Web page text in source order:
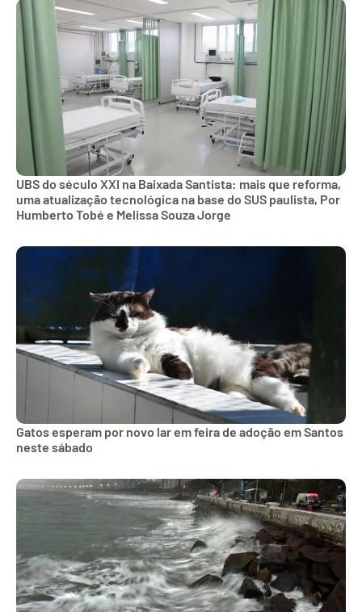
UBS do século XXI na Baixada Santista: mais que reforma,
uma atualização tecnológica na base do SUS paulista, Por
Humberto Tobé e Melissa Souza Jorge
Gatos esperam por novo lar em feira de adoção em Santos
neste sábado